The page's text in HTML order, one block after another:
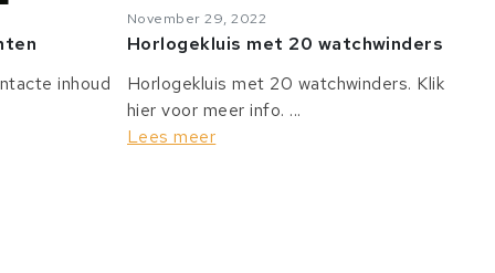
inhoud
November 29, 2022
Horlogekluis met 20 watchwinders
Horlogekluis met 20 watchwinders. Klik
hier voor meer info. ...
Lees meer